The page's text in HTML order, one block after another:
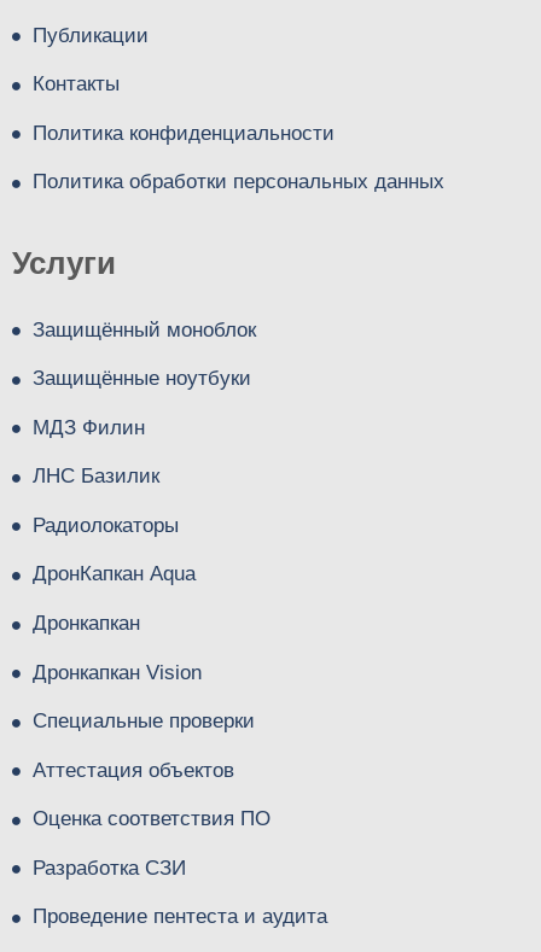
Публикации
Контакты
Политика конфиденциальности
Политика обработки персональных данных
Услуги
Защищённый моноблок
Защищённые ноутбуки
МДЗ Филин
ЛНС Базилик
Радиолокаторы
ДронКапкан Aqua
Дронкапкан
Дронкапкан Vision
Специальные проверки
Аттестация объектов
Оценка соответствия ПО
Разработка СЗИ
Проведение пентеста и аудита